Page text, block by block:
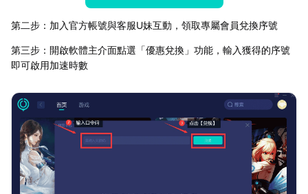
第二步：加入官方帳號與客服U妹互動，領取專屬會員兌換序號
第三步：開啟軟體主介面點選「優惠兌換」功能，輸入獲得的序號
即可啟用加速時數